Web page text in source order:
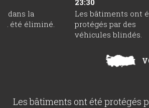
dans la
a été éliminé.
23:30
Les bâtiments ont
protégés par des
véhicules blindés.
Les bâtiments ont été protégés